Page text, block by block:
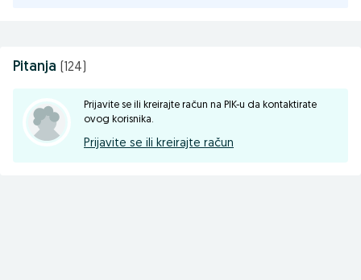
Pitanja (124)
Prijavite se ili kreirajte račun na PIK-u da kontaktirate
ovog korisnika.
Prijavite se ili kreirajte račun